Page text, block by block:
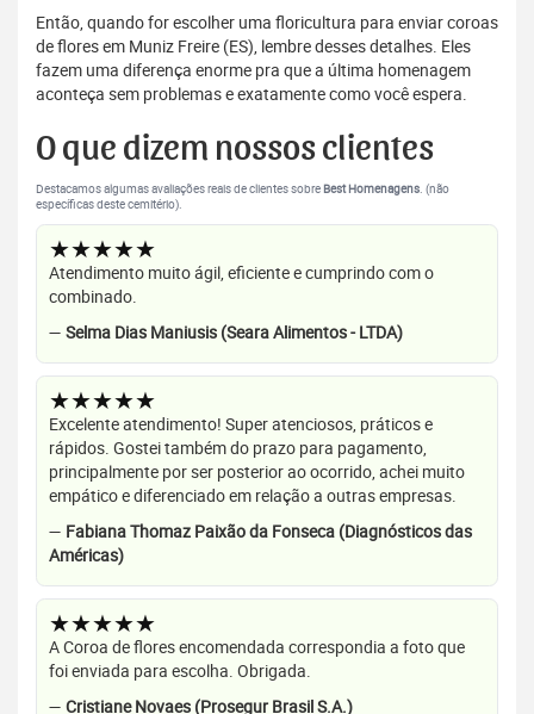
Então, quando for escolher uma floricultura para enviar coroas
de flores em Muniz Freire (ES), lembre desses detalhes. Eles
fazem uma diferença enorme pra que a última homenagem
aconteça sem problemas e exatamente como você espera.
O que dizem nossos clientes
Destacamos algumas avaliações reais de clientes sobre Best Homenagens. (não
específicas deste cemitério).
★★★★★
Atendimento muito ágil, eficiente e cumprindo com o
combinado.
— Selma Dias Maniusis (Seara Alimentos - LTDA)
★★★★★
Excelente atendimento! Super atenciosos, práticos e
rápidos. Gostei também do prazo para pagamento,
principalmente por ser posterior ao ocorrido, achei muito
empático e diferenciado em relação a outras empresas.
— Fabiana Thomaz Paixão da Fonseca (Diagnósticos das
Américas)
★★★★★
A Coroa de flores encomendada correspondia a foto que
foi enviada para escolha. Obrigada.
— Cristiane Novaes (Prosegur Brasil S.A.)